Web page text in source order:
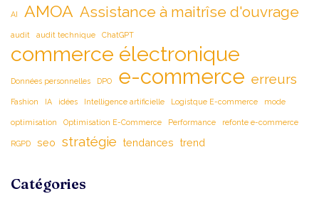
AI AMOA Assistance à maitrîse d'ouvrage
audit audit technique ChatGPT
commerce électronique
Données personnelles DPO e-commerce erreurs
Fashion IA idées Intelligence artificielle Logistque E-commerce mode
optimisation Optimisation E-Commerce Performance refonte e-commerce
RGPD seo stratégie tendances trend
Catégories